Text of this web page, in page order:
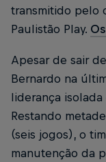
transmitido pelo
Paulistão Play.
Apesar de sair
Bernardo na
liderança
Restando
(seis jogos), o
manutenção da